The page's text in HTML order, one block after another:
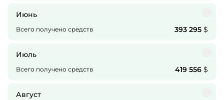
Июнь
Всего получено средств 393 295 $
Июль
Всего получено средств 419 556 $
Август